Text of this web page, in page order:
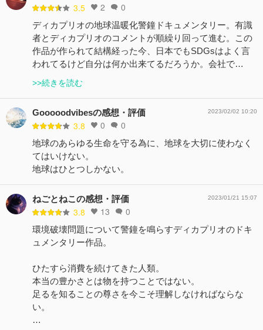
3.5 2 0
ディカプリオの地球温暖化警鐘ドキュメンタリー。有識
者とディカプリオのコメントが順繰り回って進む。この
作品が作られて結構経った今、日本でもSDGsはよく言
われてるけど自分は何か出来てるだろうか。会社で…
>>続きを読む
Gooooodvibesの感想・評価
3.8 0 0
2023/02/02 10:20
地球のあらゆる生命を守る為に、地球を大切に使わなく
てはいけない。
地球はひとつしかない。
ねごとねこの感想・評価
3.8 13 0
2023/01/21 15:07
環境破壊問題について警鐘を鳴らすディカプリオのドキ
ュメンタリー作品。
ひたすら消費を続けてきた人類。
本当の豊かさとは物を持つことではない。
足るを知ることの尊さを今こそ理解しなければならな
い。
…